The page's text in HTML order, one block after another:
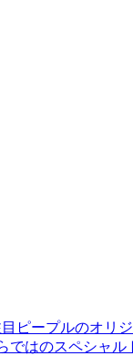
ピープルのオリ
はのスペシャル